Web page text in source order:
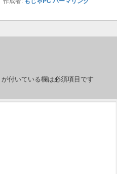
が付いている欄は必須項目です